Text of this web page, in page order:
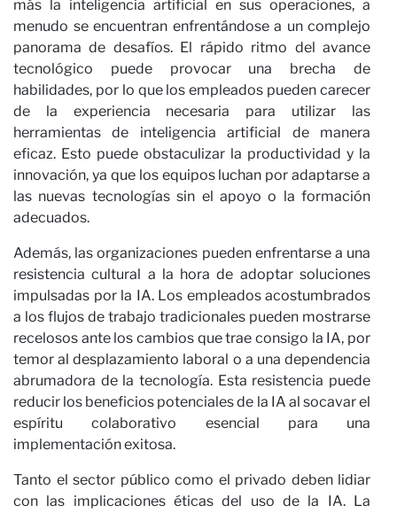
más la inteligencia artificial en sus operaciones, a
menudo se encuentran enfrentándose a un complejo
panorama de desafíos. El rápido ritmo del avance
tecnológico puede provocar una brecha de
habilidades, por lo que los empleados pueden carecer
de la experiencia necesaria para utilizar las
herramientas de inteligencia artificial de manera
eficaz. Esto puede obstaculizar la productividad y la
innovación, ya que los equipos luchan por adaptarse a
las nuevas tecnologías sin el apoyo o la formación
adecuados.
Además, las organizaciones pueden enfrentarse a una
resistencia cultural a la hora de adoptar soluciones
impulsadas por la IA. Los empleados acostumbrados
a los flujos de trabajo tradicionales pueden mostrarse
recelosos ante los cambios que trae consigo la IA, por
temor al desplazamiento laboral o a una dependencia
abrumadora de la tecnología. Esta resistencia puede
reducir los beneficios potenciales de la IA al socavar el
espíritu colaborativo esencial para una
implementación exitosa.
Tanto el sector público como el privado deben lidiar
con las implicaciones éticas del uso de la IA. La